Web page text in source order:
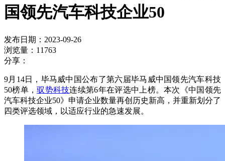
国领先汽车科技企业50
发布日期：2023-09-26
浏览量：11763
分享：
9月14日，毕马威中国公布了第六届毕马威中国领先汽车科技
50榜单，驭势科技连续第6年在评选中上榜。本次《中国领先
汽车科技企业50》申请企业数量再创历史新高，并重新划分了
四类评选领域，以适应行业的急速发展。